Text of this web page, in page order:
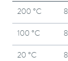
200 °C 8
100 °C 8
20 °C 8